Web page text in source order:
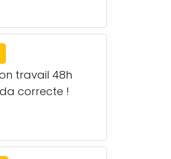
travail 48h
correcte !